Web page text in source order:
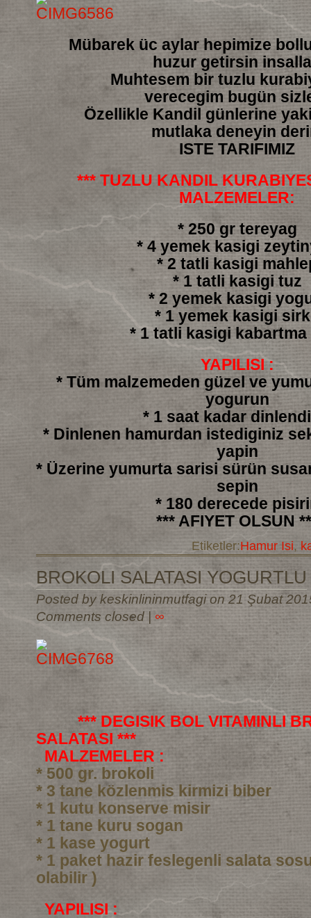
Mübarek üc aylar hepimize
huzur getirsin
Muhtesem bir tuzlu
verecegim bugün
Özellikle Kandil günlerine
mutlaka deneyin
ISTE TARIFIMIZ
*** TUZLU KANDIL
MALZEMELER:
* 250 gr tereyag
* 4 yemek kasigi
* 2 tatli kasigi
* 1 tatli kasigi tuz
* 2 yemek kasigi
* 1 yemek kasigi
* 1 tatli kasigi kabartma
YAPILISI :
* Tüm malzemeden güzel ve
yogurun
* 1 saat kadar
* Dinlenen hamurdan istediginiz
yapin
* Üzerine yumurta sarisi sürün
sepin
* 180 derecede
*** AFIYET OLSUN
Etiketler:Hamur Isi,
BROKOLI SALATASI YOGURTLU
Posted by keskinlininmutfagi on 21 Şubat
Comments closed| ∞
*** DEGISIK BOL VITAMINLI
SALATASI ***
MALZEMELER :
* 500 gr. brokoli
* 3 tane közlenmis kirmizi biber
* 1 kutu konserve misir
* 1 tane kuru sogan
* 1 kase yogurt
* 1 paket hazir feslegenli salata
olabilir )
YAPILISI :